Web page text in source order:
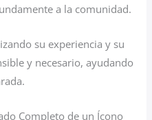
a la comunidad.
su experiencia y su
y necesario, ayudando
Completo de un Ícono